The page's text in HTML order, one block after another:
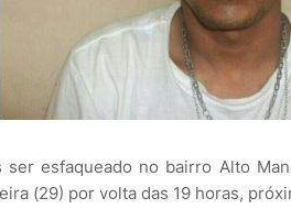
ser esfaqueado no bairro Alto
(29) por volta das 19 horas,